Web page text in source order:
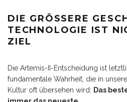
DIE GRÖSSERE
ECHNOLOGIE IST
IEL
Die Artemis-II-Entscheidung ist
fundamentale Wahrheit, die in
Kultur oft übersehen wird: Das